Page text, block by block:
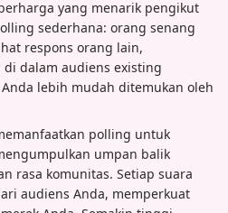
yang menarik pengikut
sederhana: orang senang
respons orang lain,
dalam audiens existing
lebih mudah ditemukan oleh
polling untuk
umpan balik
rasa komunitas. Setiap suara
audiens Anda, memperkuat